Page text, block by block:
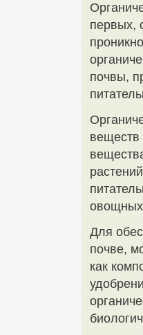
первых,
почвы,
веществ
овощных
Для
почве,
как